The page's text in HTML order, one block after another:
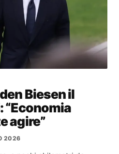
Biesen il
“Economia
agire”
2026